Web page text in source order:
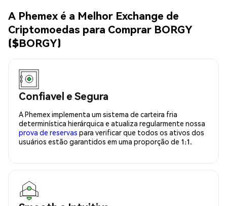
A Phemex é a Melhor Exchange de
Criptomoedas para Comprar BORGY
($BORGY)
Confiavel e Segura
A Phemex implementa um sistema de carteira fria
determinística hierárquica e atualiza regularmente nossa
prova de reservas para verificar que todos os ativos dos
usuários estão garantidos em uma proporção de 1:1.